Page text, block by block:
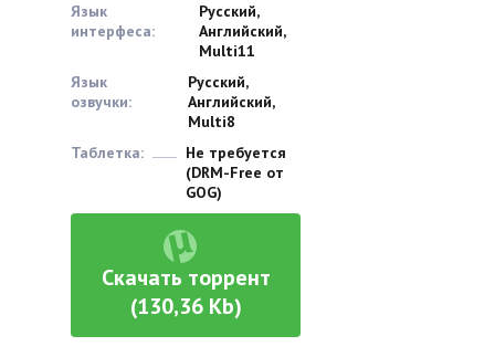
Язык
интерфеса:
Русский,
Английский,
Multi11
Язык
озвучки:
Русский,
Английский,
Multi8
Таблетка:
Не требуется
(DRM-Free от
GOG)
Скачать торрент
(130,36 Kb)